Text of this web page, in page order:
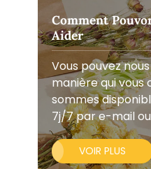
Comment
Aider
Vous pouvez
manière qui vous
sommes
7j/7 par e-mail
VOIR PLUS